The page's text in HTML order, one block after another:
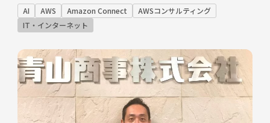
AI AWS Amazon Connect
AWSコンサルティング
IT・インターネット